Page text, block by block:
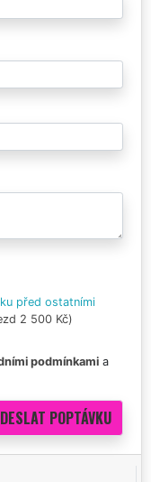
před ostatními
2 500 Kč)
podmínkami a